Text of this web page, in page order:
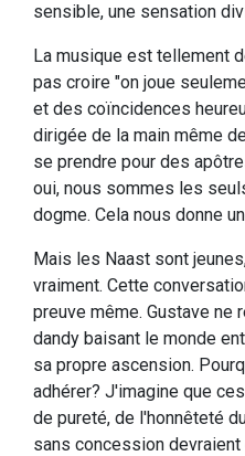
sensible, une sensation
La musique est tellement
pas croire "on joue
et des coïncidences
dirigée de la main même
se prendre pour des
oui, nous sommes les
dogme. Cela nous donne
Mais les Naast sont
vraiment. Cette
preuve même. Gustave ne
dandy baisant le monde
sa propre ascension.
adhérer? J'imagine que
de pureté, de l'honnêteté
sans concession